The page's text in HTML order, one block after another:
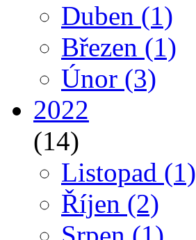
Duben (1)
Březen (1)
Únor (3)
2022
(14)
Listopad (1)
Říjen (2)